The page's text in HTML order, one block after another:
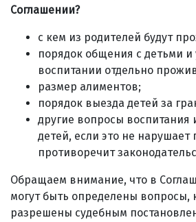
Соглашении?
с кем из родителей будут
порядок общения с детьми и
воспитании отдельно
размер алиментов;
порядок выезда детей за
другие вопросы воспитания
детей, если это не нарушает
противоречит
Обращаем внимание, что в
могут быть определены вопросы,
разрешены судебным